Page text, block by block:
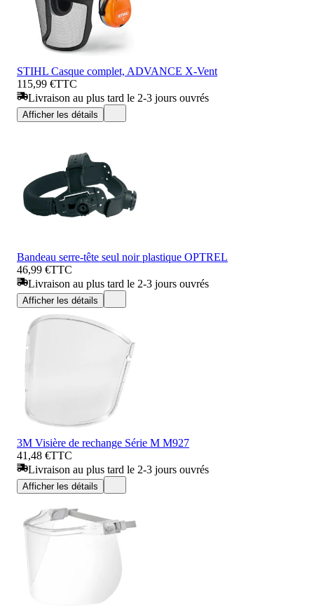
STIHL Casque complet, ADVANCE X-Vent
115,99 €TTC
Livraison au plus tard le 2-3 jours ouvrés
Afficher les détails
Bandeau serre-tête seul noir plastique OPTREL
46,99 €TTC
Livraison au plus tard le 2-3 jours ouvrés
Afficher les détails
3M Visière de rechange Série M M927
41,48 €TTC
Livraison au plus tard le 2-3 jours ouvrés
Afficher les détails